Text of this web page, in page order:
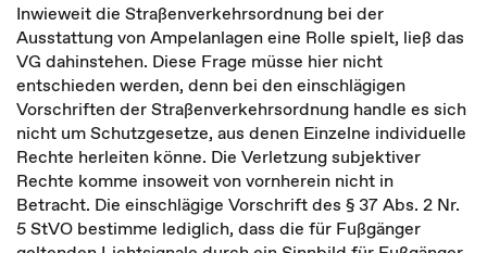
Inwieweit die Straßenverkehrsordnung bei der
Ausstattung von Ampelanlagen eine Rolle spielt, ließ das
VG dahinstehen. Diese Frage müsse hier nicht
entschieden werden, denn bei den einschlägigen
Vorschriften der Straßenverkehrsordnung handle es sich
nicht um Schutzgesetze, aus denen Einzelne individuelle
Rechte herleiten könne. Die Verletzung subjektiver
Rechte komme insoweit von vornherein nicht in
Betracht. Die einschlägige Vorschrift des § 37 Abs. 2 Nr.
5 StVO bestimme lediglich, dass die für Fußgänger